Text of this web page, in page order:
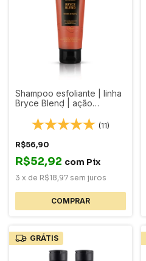
Shampoo esfoliante | linha
Bryce Blend | ação
(11)
R$56,90
R$52,92 com Pix
3 x de R$18,97 sem juros
GRÁTIS